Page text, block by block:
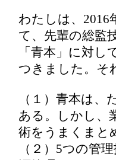
わたしは、2016
て、先輩の総監
「青本」に対
つきました。そ
（１）青本は
ある。しかし、
術をうまくまと
（２）5つの管